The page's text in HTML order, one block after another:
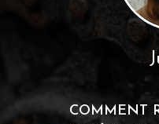
COMMENT